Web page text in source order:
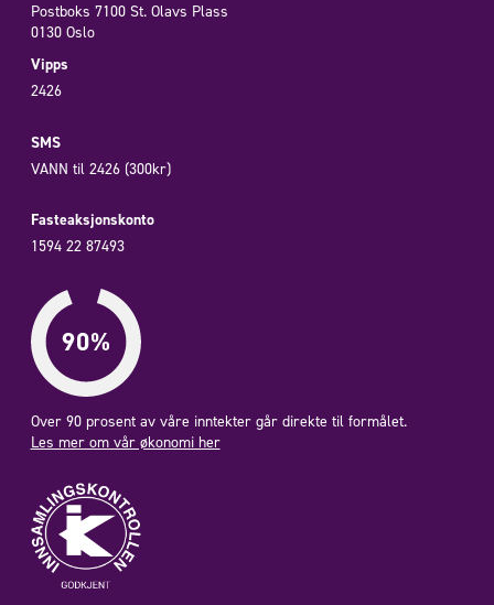
Postboks 7100 St. Olavs Plass
0130 Oslo
Vipps
2426
SMS
VANN til 2426 (300kr)
Fasteaksjonskonto
1594 22 87493
Over 90 prosent av våre inntekter går direkte til formålet.
Les mer om vår økonomi her